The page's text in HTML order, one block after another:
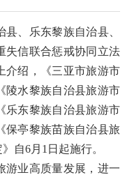
、乐东黎族自治县、
失信联合惩戒协同立法
介绍，《三亚市旅游市
陵水黎族自治县旅游市
乐东黎族自治县旅游市
保亭黎族苗族自治县旅
自6月1日起施行。
业高质量发展，进一